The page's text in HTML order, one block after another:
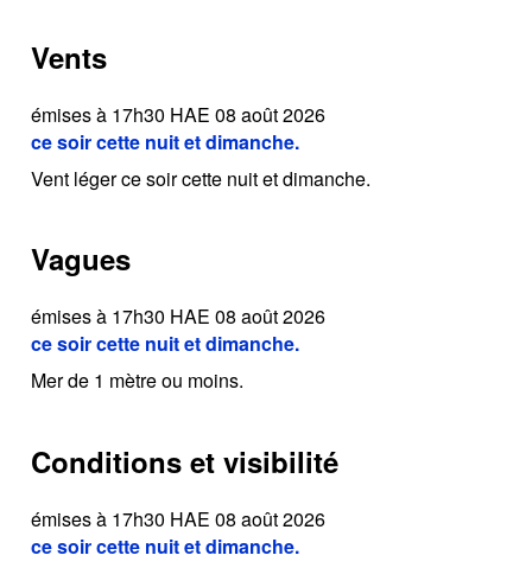
Vents
émises à 17h30 HAE 08 août 2026
ce soir cette nuit et dimanche.
Vent léger ce soir cette nuit et dimanche.
Vagues
émises à 17h30 HAE 08 août 2026
ce soir cette nuit et dimanche.
Mer de 1 mètre ou moins.
Conditions et visibilité
émises à 17h30 HAE 08 août 2026
ce soir cette nuit et dimanche.